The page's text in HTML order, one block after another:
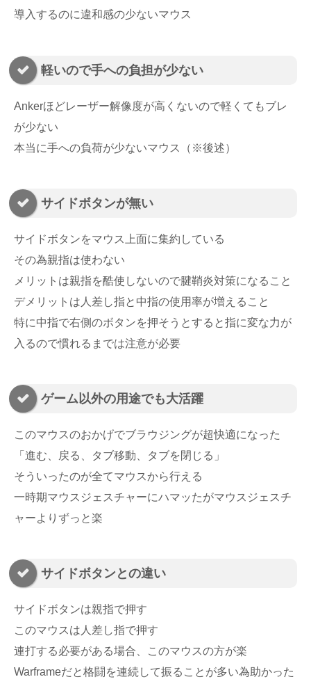
導入するのに違和感の少ないマウス
軽いので手への負担が少ない
Ankerほどレーザー解像度が高くないので軽くてもブレ
が少ない
本当に手への負荷が少ないマウス（※後述）
サイドボタンが無い
サイドボタンをマウス上面に集約している
その為親指は使わない
メリットは親指を酷使しないので腱鞘炎対策になること
デメリットは人差し指と中指の使用率が増えること
特に中指で右側のボタンを押そうとすると指に変な力が
入るので慣れるまでは注意が必要
ゲーム以外の用途でも大活躍
このマウスのおかげでブラウジングが超快適になった
「進む、戻る、タブ移動、タブを閉じる」
そういったのが全てマウスから行える
一時期マウスジェスチャーにハマッたがマウスジェスチ
ャーよりずっと楽
サイドボタンとの違い
サイドボタンは親指で押す
このマウスは人差し指で押す
連打する必要がある場合、このマウスの方が楽
Warframeだと格闘を連続して振ることが多い為助かった